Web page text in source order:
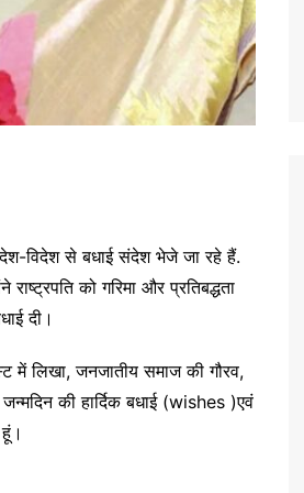
देश-विदेश से बधाई संदेश भेजे जा रहे हैं.
को गरिमा और प्रतिबद्धता
दी।
में लिखा, जनजातीय समाज की गौरव,
की हार्दिक बधाई (wishes )एवं